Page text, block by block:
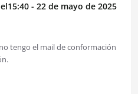
- 22 de mayo de 2025
tengo el mail de conformación